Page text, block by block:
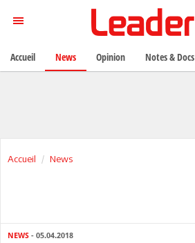
Accueil News
NEWS - 05.04.2018
Accueil News Opinion Notes & Docs